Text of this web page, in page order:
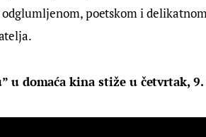
poetskom i
u domaća kina stiže u četvrtak,